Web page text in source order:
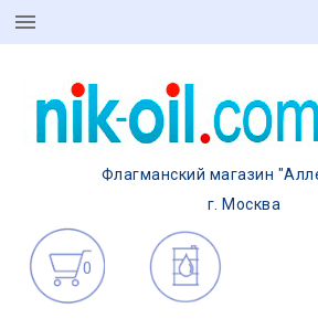
Флагманский магазин
г. Москва
0